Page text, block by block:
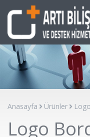
Anasayfa Ürünler
Logo